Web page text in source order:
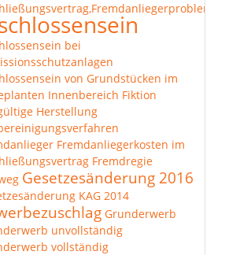
bei
von Grundstücken im
Innenbereich Fiktion
Herstellung
Fremdanliegerkosten im
Fremdregie
Gesetzesänderung 2016
KAG 2014
Grunderwerb
unvollständig
vollständig